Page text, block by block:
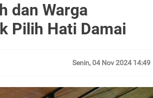
dan Warga
Pilih Hati Damai
Senin, 04 Nov 2024 14:49